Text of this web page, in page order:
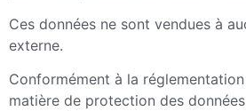
Ces données ne sont vendues à
externe.
Conformément à la
matière de protection des